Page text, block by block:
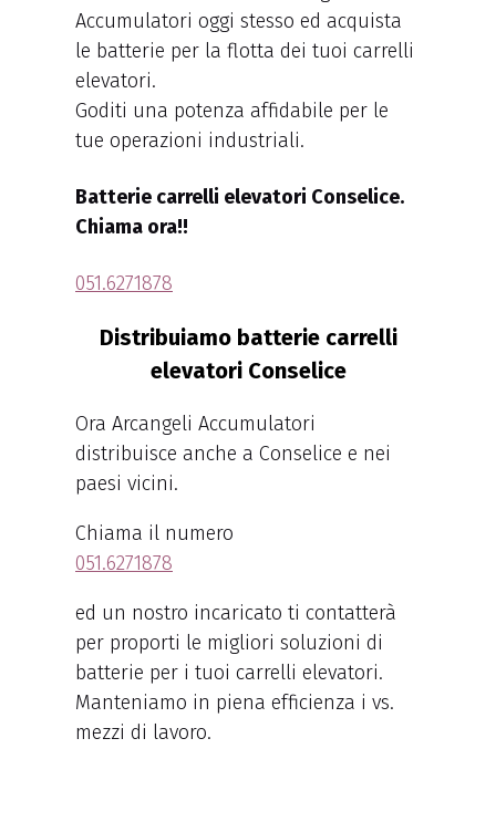
Accumulatori oggi stesso ed acquista
le batterie per la flotta dei tuoi carrelli
elevatori.
Goditi una potenza affidabile per le
tue operazioni industriali.
Batterie carrelli elevatori Conselice.
Chiama ora!!
051.6271878
Distribuiamo batterie carrelli
elevatori Conselice
Ora Arcangeli Accumulatori
distribuisce anche a Conselice e nei
paesi vicini.
Chiama il numero
051.6271878
ed un nostro incaricato ti contatterà
per proporti le migliori soluzioni di
batterie per i tuoi carrelli elevatori.
Manteniamo in piena efficienza i vs.
mezzi di lavoro.